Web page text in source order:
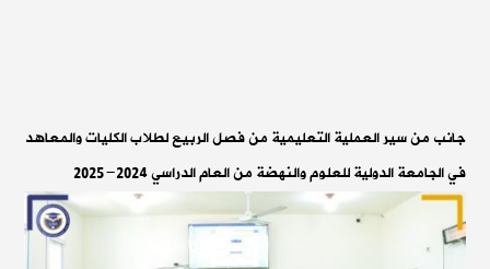
جانب من سير العملية التعليمية من فصل الربيع لطلاب الكليات والمعاهد
في الجامعة الدولية للعلوم والنهضة من العام الدراسي 2024-2025